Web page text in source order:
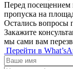
Перед посещением
пропуска на
Остались вопросы
Закажите
мы сами вам
Перейти в